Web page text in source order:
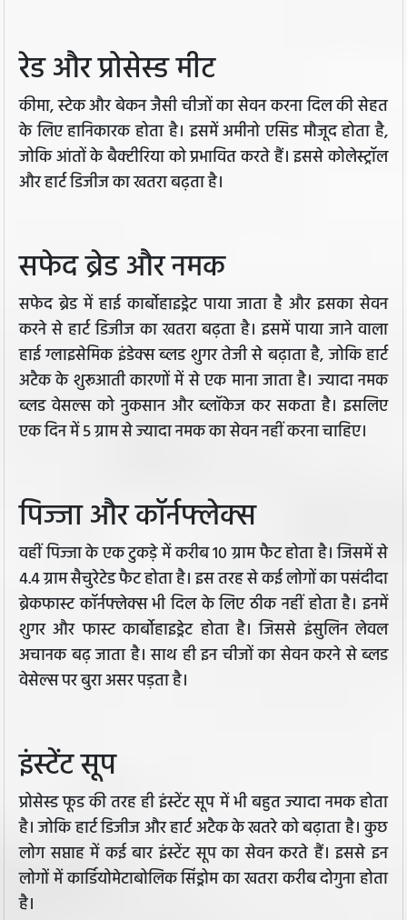
रेड और प्रोसेस्ड मीट
कीमा, स्टेक और बेकन जैसी चीजों का सेवन करना दिल की सेहत
के लिए हानिकारक होता है। इसमें अमीनो एसिड मौजूद होता है,
जोकि आंतों के बैक्टीरिया को प्रभावित करते हैं। इससे कोलेस्ट्रॉल
और हार्ट डिजीज का खतरा बढ़ता है।
सफेद ब्रेड और नमक
सफेद ब्रेड में हाई कार्बोहाइड्रेट पाया जाता है और इसका सेवन
करने से हार्ट डिजीज का खतरा बढ़ता है। इसमें पाया जाने वाला
हाई ग्लाइसेमिक इंडेक्स ब्लड शुगर तेजी से बढ़ाता है, जोकि हार्ट
अटैक के शुरूआती कारणों में से एक माना जाता है। ज्यादा नमक
ब्लड वेसल्स को नुकसान और ब्लॉकेज कर सकता है। इसलिए
एक दिन में 5 ग्राम से ज्यादा नमक का सेवन नहीं करना चाहिए।
पिज्जा और कॉर्नफ्लेक्स
वहीं पिज्जा के एक टुकड़े में करीब 10 ग्राम फैट होता है। जिसमें से
4.4 ग्राम सैचुरेटेड फैट होता है। इस तरह से कई लोगों का पसंदीदा
ब्रेकफास्ट कॉर्नफ्लेक्स भी दिल के लिए ठीक नहीं होता है। इनमें
शुगर और फास्ट कार्बोहाइड्रेट होता है। जिससे इंसुलिन लेवल
अचानक बढ़ जाता है। साथ ही इन चीजों का सेवन करने से ब्लड
वेसेल्स पर बुरा असर पड़ता है।
इंस्टेंट सूप
प्रोसेस्ड फूड की तरह ही इंस्टेंट सूप में भी बहुत ज्यादा नमक होता
है। जोकि हार्ट डिजीज और हार्ट अटैक के खतरे को बढ़ाता है। कुछ
लोग सप्ताह में कई बार इंस्टेंट सूप का सेवन करते हैं। इससे इन
लोगों में कार्डियोमेटाबोलिक सिंड्रोम का खतरा करीब दोगुना होता
है।